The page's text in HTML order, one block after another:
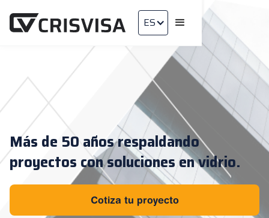
ES
Más de 50 años respaldando
proyectos con soluciones en vidrio.
Cotiza tu proyecto